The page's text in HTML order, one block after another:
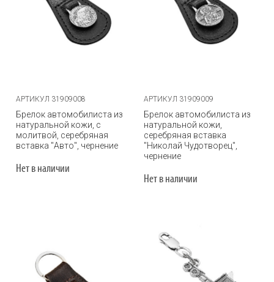
АРТИКУЛ 31909008
Брелок автомобилиста из
натуральной кожи, с
молитвой, серебряная
вставка "Авто", чернение
Нет в наличии
АРТИКУЛ 31909009
Брелок автомобилиста из
натуральной кожи,
серебряная вставка
"Николай Чудотворец",
чернение
Нет в наличии